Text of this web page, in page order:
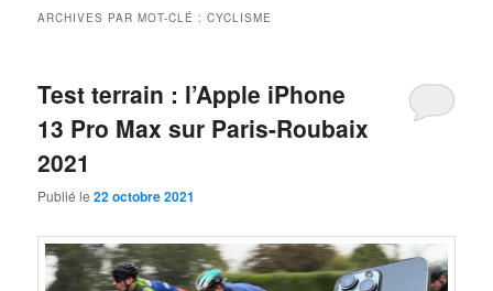
ARCHIVES PAR MOT-CLÉ :CYCLISME
Test terrain : l’Apple iPhone
13 Pro Max sur Paris-Roubaix
2021
Publié le22 octobre 2021